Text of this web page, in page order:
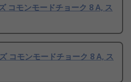
コモンモードチョーク 8 A, ス
コモンモードチョーク 8 A, ス